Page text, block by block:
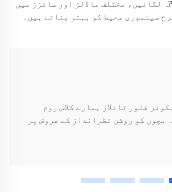
ٹائلاز کے تجربات کا پतہ لگائیں، مختلف ماڈلز اور سائزز میں
سینسوری محیط کو بہتر بناتے ہیں۔
فلور ٹائلاز ہمارے کلاس روم
بچوں کو روشن نظرانداز کے عروض پر